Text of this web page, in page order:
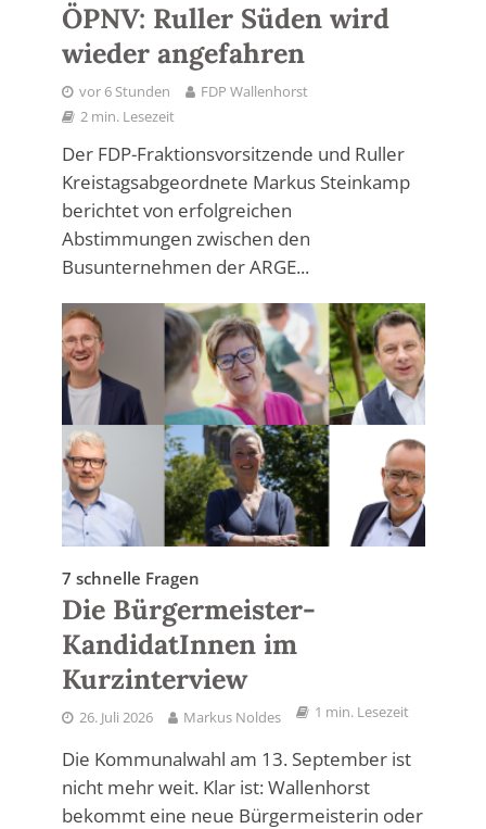
ÖPNV: Ruller Süden wird
wieder angefahren
vor 6 Stunden
FDP Wallenhorst
2 min. Lesezeit
Der FDP-Fraktionsvorsitzende und Ruller
Kreistagsabgeordnete Markus Steinkamp
berichtet von erfolgreichen
Abstimmungen zwischen den
Busunternehmen der ARGE...
7 schnelle Fragen
Die Bürgermeister-
KandidatInnen im
Kurzinterview
26. Juli 2026 Markus Noldes 1 min. Lesezeit
Die Kommunalwahl am 13. September ist
nicht mehr weit. Klar ist: Wallenhorst
bekommt eine neue Bürgermeisterin oder